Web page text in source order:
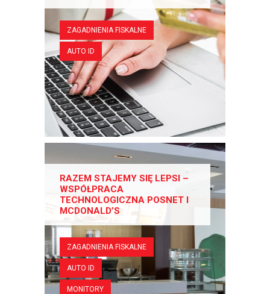
ZAGADNIENIA FISKALNE
AUTO ID
RAZEM STAJEMY SIĘ LEPSI –
WSPÓŁPRACA
TECHNOLOGICZNA POSNET I
MCDONALD’S
ZAGADNIENIA FISKALNE
AUTO ID
MONITORY